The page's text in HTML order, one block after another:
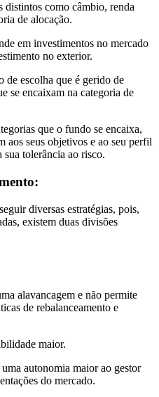
distintos como câmbio, renda
de alocação.
em investimentos no mercado
no exterior.
de escolha que é gerido de
se encaixam na categoria de
que o fundo se encaixa,
aos seus objetivos e ao seu perfil
sua tolerância ao risco.
diversas estratégias, pois,
existem duas divisões
alavancagem e não permite
de rebalanceamento e
maior.
autonomia maior ao gestor
do mercado.